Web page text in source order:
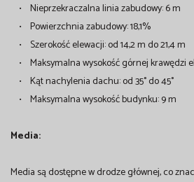
• Nieprzekraczalna linia zabudowy: 6 m
• Powierzchnia zabudowy: 18,1%
• Szerokość elewacji: od 14,2 m do 21,4 m
• Maksymalna wysokość górnej krawędzi
• Kąt nachylenia dachu: od 35° do 45°
• Maksymalna wysokość budynku: 9 m
Media:
Media są dostępne w drodze głównej, co